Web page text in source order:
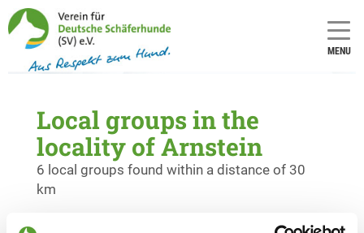
MENU
Local groups in the
locality of Arnstein
6 local groups found within a distance of 30
km